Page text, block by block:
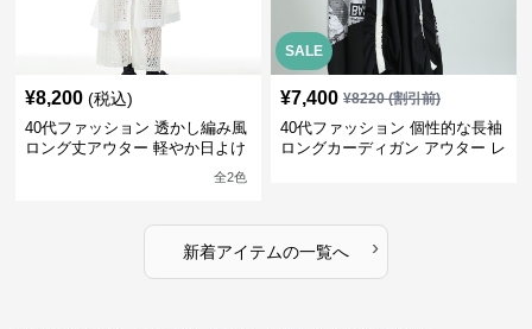
¥8,200 (税込)
40代ファッション 透かし編み風
ロング丈アウター 軽やか日よけ
全2色
SALE
¥7,400 ¥8220(割引前)
40代ファッション 個性的な長袖
ロングカーディガン アウター レ
新着アイテムの一覧へ ›